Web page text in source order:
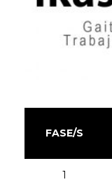
FASE/S
1